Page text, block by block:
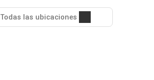
Todas las ubicaciones